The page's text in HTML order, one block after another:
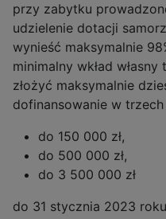
przy zabytku
udzielenie dotacji
wynieść maksymalnie
minimalny wkład
złożyć maksymalnie
dofinansowanie w
do 150 000 zł,
do 500 000 zł,
do 3 500 000 zł
do 31 stycznia 2023